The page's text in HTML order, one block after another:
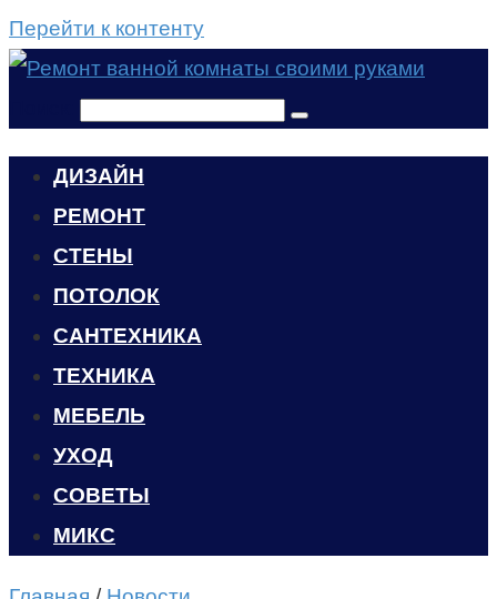
Перейти к контенту
ДИЗАЙН
РЕМОНТ
СТЕНЫ
ПОТОЛОК
САНТЕХНИКА
ТЕХНИКА
МЕБЕЛЬ
УХОД
CОВЕТЫ
МИКС